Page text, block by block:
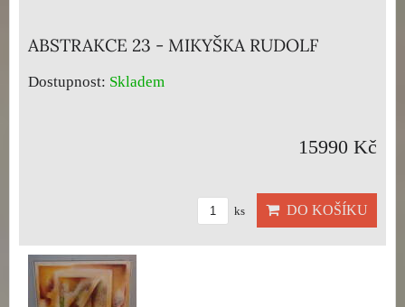
ABSTRAKCE 23 - MIKYŠKA RUDOLF
Dostupnost: Skladem
15990 Kč
ks DO KOŠÍKU